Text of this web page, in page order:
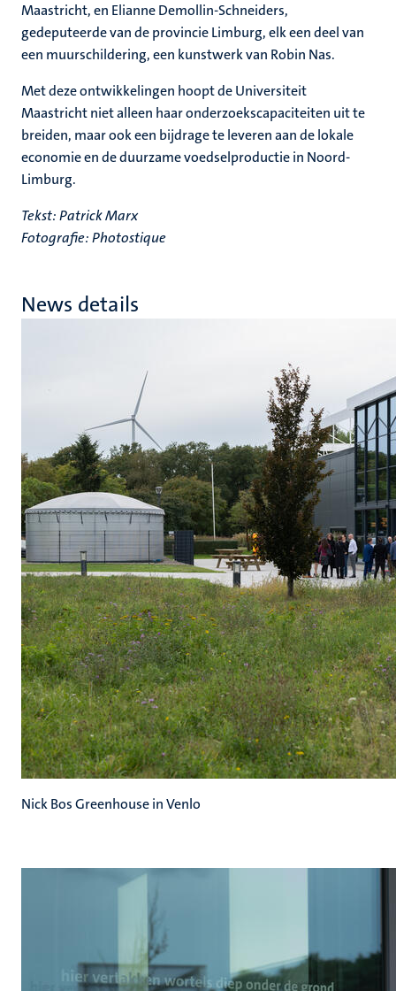
Maastricht, en Elianne Demollin-Schneiders,
gedeputeerde van de provincie Limburg, elk een deel van
een muurschildering, een kunstwerk van Robin Nas.
Met deze ontwikkelingen hoopt de Universiteit
Maastricht niet alleen haar onderzoekscapaciteiten uit te
breiden, maar ook een bijdrage te leveren aan de lokale
economie en de duurzame voedselproductie in Noord-
Limburg.
Tekst: Patrick Marx
Fotografie:Photostique
News details
Nick Bos Greenhouse in Venlo